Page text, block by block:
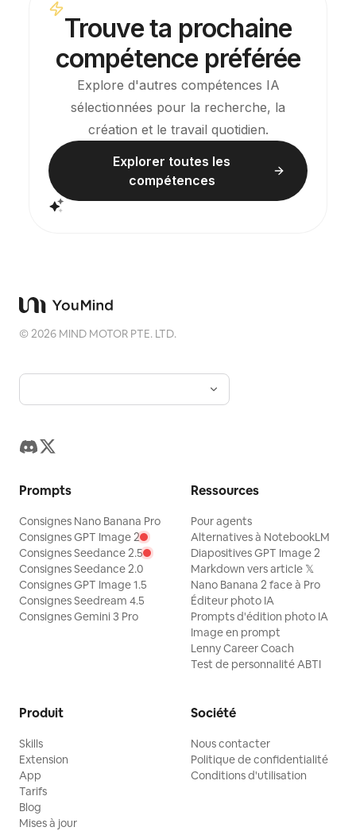
sobre, compresse un graphique mémoriel issu
de la photo. Ce n'est pas une simple illustration
ou une affiche décorative, mais plutôt une
synthèse, à l'aide de quelques blocs d'encre, de
bords adoucis, de découpes en blanc et de
lignes espacées, des relations entre
l'architecture, la ville, l'eau, les routes, l'échelle
humaine, l'horizon et la lumière, afin que le sujet
reste reconnaissable même en miniature.
L'ensemble de l'image met l'accent sur une
texture calme, sobre et moderne, semblable à
une estampe. Les couleurs sont extraites de
l'original, principalement des tons bleu profond,
noir encre, vert-gris, pierre ou des tons chauds
faiblement saturés, avec un petit repère
architecturales et urbaines, des photographies
avec un style de galerie, ainsi que des séries
contenu réel de la photo originale, tout en
établissant en dessous une « empreinte
mémorielle » stable et cohérente, conférant à
Trouve ta prochaine
compétence préférée
Explore d'autres compétences IA
sélectionnées pour la recherche, la
création et le travail quotidien.
Explorer toutes les
compétences
©2026 MIND MOTOR PTE. LTD.
Prompts
Consignes Nano Banana Pro
Consignes GPT Image 2
Consignes Seedance 2.5
Consignes Seedance 2.0
Consignes GPT Image 1.5
Consignes Seedream 4.5
Consignes Gemini 3 Pro
Ressources
Pour agents
Alternatives à NotebookLM
Diapositives GPT Image 2
Markdown vers article 𝕏
Nano Banana 2 face à Pro
Éditeur photo IA
Prompts d'édition photo IA
Image en prompt
Lenny Career Coach
Test de personnalité ABTI
Produit
Skills
Extension
App
Tarifs
Blog
Mises à jour
Société
Nous contacter
Politique de confidentialité
Conditions d'utilisation